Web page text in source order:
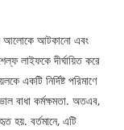
হল আলোকে আটকানো এবং
লাইফকে দীর্ঘায়িত করে
একটি নির্দিষ্ট পরিমাণে
বাধা কর্মক্ষমতা. অতএব,
হয়. বর্তমানে, এটি